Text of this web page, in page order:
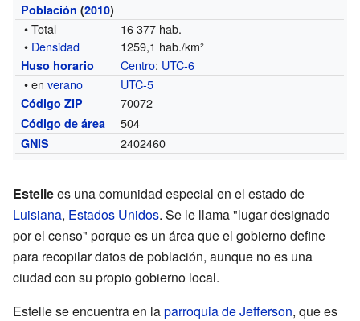
Población (2010)
• Total
16 377 hab.
• Densidad 1259,1 hab./km²
Huso horario Centro: UTC-6
• enverano UTC-5
Código ZIP 70072
Código de área 504
GNIS 2402460
Estellees una comunidad especial en el estado de
Luisiana, Estados Unidos. Se le llama "lugar designado
por el censo" porque es un área que el gobierno define
para recopilar datos de población, aunque no es una
ciudad con su propio gobierno local.
Estelle se encuentra en laparroquia de Jefferson, que es